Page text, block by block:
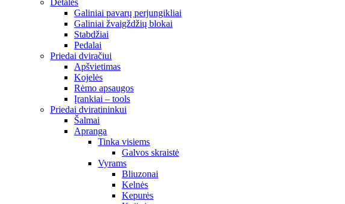
Detalės
Galiniai pavarų perjungikliai
Galiniai žvaigždžių blokai
Stabdžiai
Pedalai
Priedai dviračiui
Apšvietimas
Kojelės
Rėmo apsaugos
Įrankiai – tools
Priedai dviratininkui
Šalmai
Apranga
Tinka visiems
Galvos skraistė
Vyrams
Bliuzonai
Kelnės
Kepurės